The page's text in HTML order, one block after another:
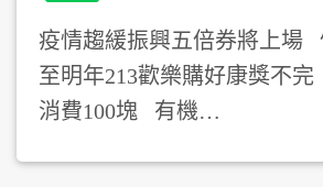
疫情趨緩振興五倍券將上場
至明年213歡樂購好康獎不
消費100塊 有機…